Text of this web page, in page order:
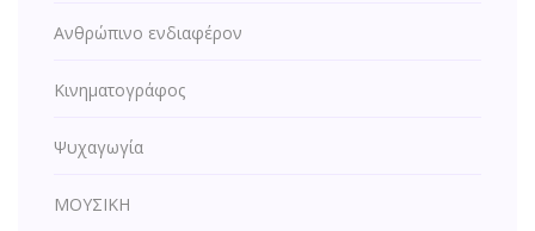
Ανθρώπινο ενδιαφέρον
Κινηματογράφος
Ψυχαγωγία
ΜΟΥΣΙΚΗ